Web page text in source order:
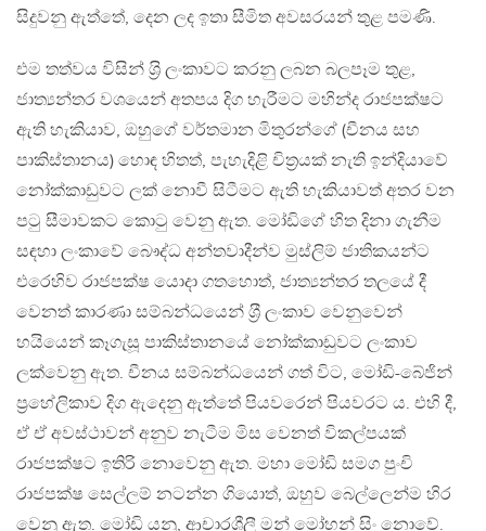
සිදුවනු ඇත්තේ, දෙන ලද ඉතා සීමිත අවසරයන් තුළ පමණි.
එම තත්වය විසින් ශ‍්‍රි ලංකාවට කරනු ලබන බලපෑම තුළ,
ජාත්‍යන්තර වශයෙන් අතපය දිග හැරීමට මහින්ද රාජපක්ෂට
ඇති හැකියාව, ඔහුගේ වර්තමාන මිතුරන්ගේ (චීනය සහ
පාකිස්තානය) හොඳ හිතත්, පැහැදිළි චිත‍්‍රයක් නැති ඉන්දියාවේ
නෝක්කාඩුවට ලක් නොවී සිටීමට ඇති හැකියාවත් අතර වන
පටු සීමාවකට කොටු වෙනු ඇත. මෝඩිගේ හිත දිනා ගැනීම
සඳහා ලංකාවේ බෞද්ධ අන්තවාදීන්ව මුස්ලිම් ජාතිකයන්ට
එරෙහිව රාජපක්ෂ යොදා ගතහොත්, ජාත්‍යන්තර තලයේ දී
වෙනත් කාරණා සම්බන්ධයෙන් ශ‍්‍රී ලංකාව වෙනුවෙන්
හයියෙන් කෑගැසූ පාකිස්තානයේ නෝක්කාඩුවට ලංකාව
ලක්වෙනු ඇත. චීනය සම්බන්ධයෙන් ගත් විට, මෝඩි-බේජින්
ප‍්‍රහේලිකාව දිග ඇදෙනු ඇත්තේ පියවරෙන් පියවරට ය. එහි දී,
ඒ ඒ අවස්ථාවන් අනුව නැටීම මිස වෙනත් විකල්පයක්
රාජපක්ෂට ඉතිරි නොවෙනු ඇත. මහා මෝඩි සමග පුංචි
රාජපක්ෂ සෙල්ලම් නටන්න ගියොත්, ඔහුව බෙල්ලෙන්ම හිර
වෙනු ඇත. මෝඩි යනු, ආචාරශීලී මන් මෝහන් සිං නොවේ.